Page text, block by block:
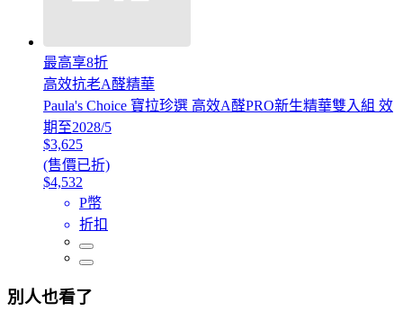
最高享8折
高效抗老A醛精華
Paula's Choice 寶拉珍選 高效A醛PRO新生精華雙入組 效
期至2028/5
$3,625
(售價已折)
$4,532
P幣
折扣
別人也看了